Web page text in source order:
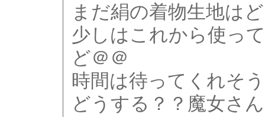
まだ絹の着物生地は
少しはこれから使っ
ど＠＠
時間は待ってくれそ
どうする？？魔女さ